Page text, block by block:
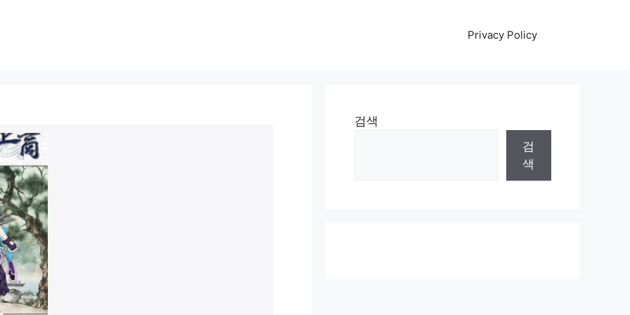
Privacy Policy
검색
검
색